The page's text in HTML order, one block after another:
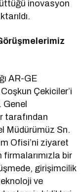
inovasyon
AR-GE
Çekiciler’i
Genel
tarafından
Müdürümüz Sn.
Ofisi’ni ziyaret
bir
girişimcilik
ve